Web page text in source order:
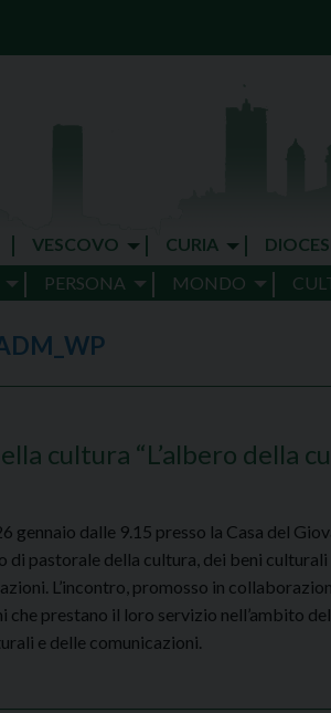
VESCOVO CURIA
PERSONA MONDO
cultura “L’albero della
gennaio dalle 9.15 presso la Casa del
di pastorale della cultura, dei beni culturali
L’incontro, promosso in
che prestano il loro servizio nell’ambito
e delle comunicazioni.